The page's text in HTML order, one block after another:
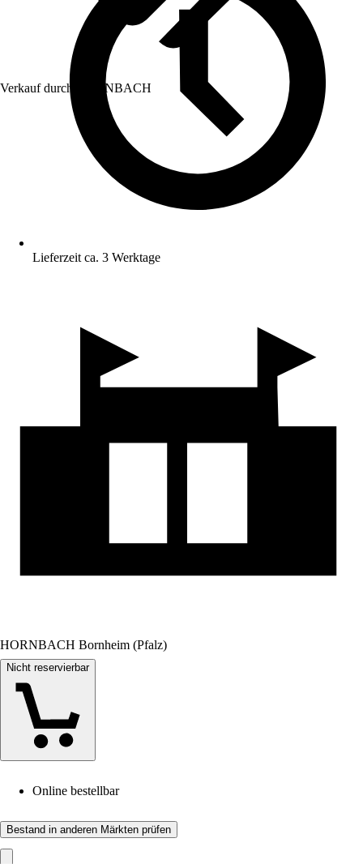
Verkauf durch: HORNBACH
Lieferzeit ca. 3 Werktage
HORNBACH Bornheim (Pfalz)
Nicht reservierbar
Online bestellbar
Bestand in anderen Märkten prüfen